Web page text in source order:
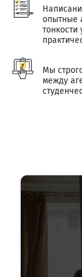
опытные
Мы
между